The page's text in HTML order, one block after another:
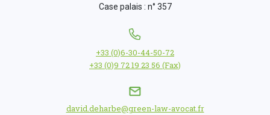
Case palais : n° 357
+33 (0)6-30-44-50-72
+33 (0)9 72 19 23 56 (Fax)
david.deharbe@green-law-avocat.fr